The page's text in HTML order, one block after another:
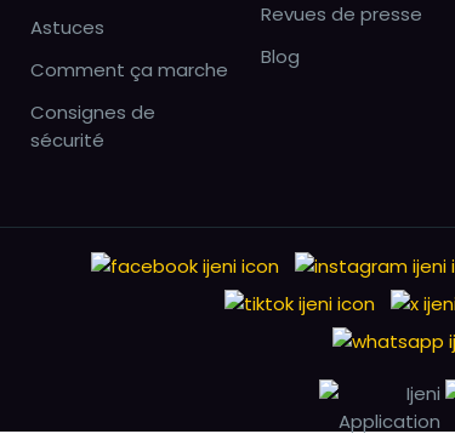
Astuces
Comment ça marche
Consignes de
sécurité
Revues de presse
Blog